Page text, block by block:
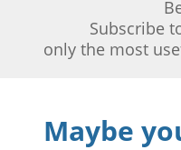
Subscribe
only the most
Maybe